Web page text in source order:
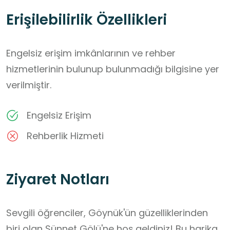
Erişilebilirlik Özellikleri
Engelsiz erişim imkânlarının ve rehber
hizmetlerinin bulunup bulunmadığı bilgisine yer
verilmiştir.
Engelsiz Erişim
Rehberlik Hizmeti
Ziyaret Notları
Sevgili öğrenciler, Göynük'ün güzelliklerinden